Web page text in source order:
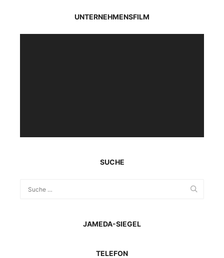
UNTERNEHMENSFILM
SUCHE
JAMEDA-SIEGEL
TELEFON